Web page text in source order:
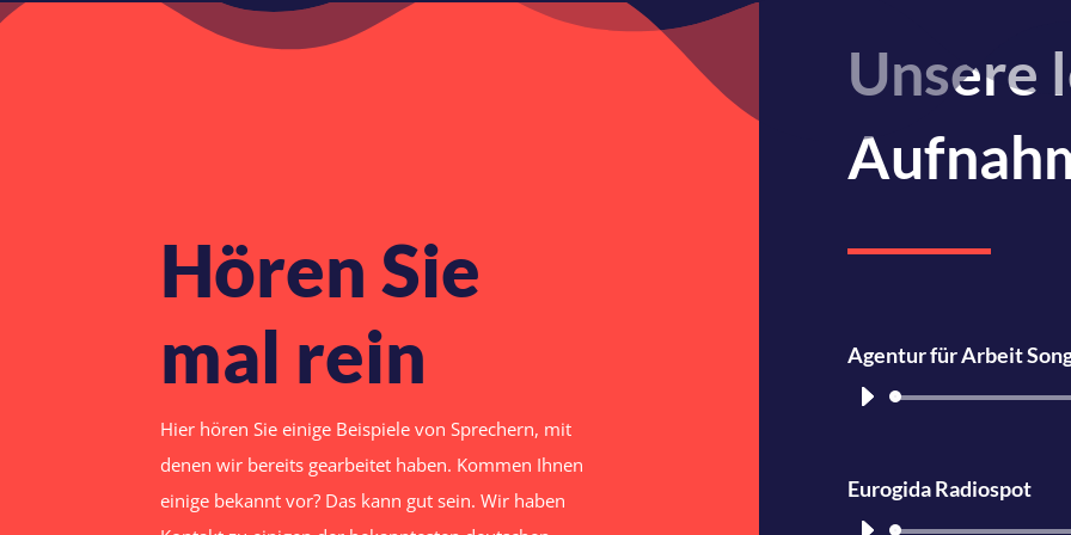
Hören Sie
mal rein
Hier hören Sie einige Beispiele von Sprechern, mit
denen wir bereits gearbeitet haben. Kommen Ihnen
einige bekannt vor? Das kann gut sein. Wir haben
Unsere
Agentur für Arbeit
Eurogida Radiospot